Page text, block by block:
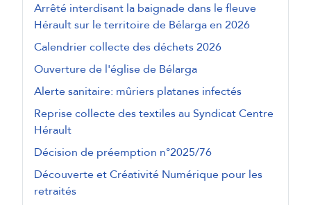
Arrêté interdisant la baignade dans le fleuve
Hérault sur le territoire de Bélarga en 2026
Calendrier collecte des déchets 2026
Ouverture de l'église de Bélarga
Alerte sanitaire: mûriers platanes infectés
Reprise collecte des textiles au Syndicat Centre
Hérault
Décision de préemption n°2025/76
Découverte et Créativité Numérique pour les
retraités